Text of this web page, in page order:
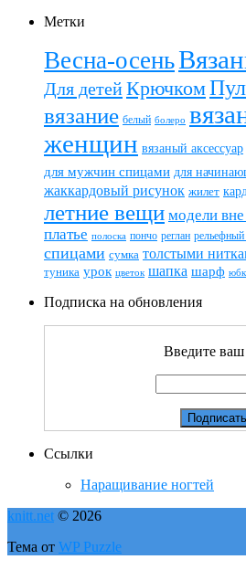
Метки
Весна-осень
Для детейКрючком
вязание белый болеро
женщин вязаный аксессуар
для мужчин спицами для
жаккардовый рисунок жилет
летние вещи модели вне
платье полоска пончо реглан рельефный
спицами сумка толстыми
туника урок цветок шапка шарф
Подписка на обновления
Введите ваш
Ссылки
Наращивание ногтей
knitt.net © 2026
Тема от WP Puzzle